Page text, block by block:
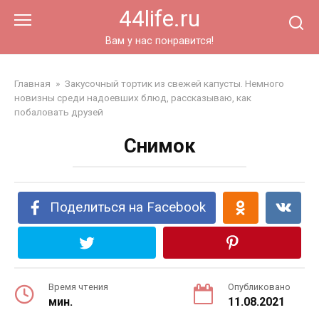
44life.ru
Вам у нас понравится!
Главная » Закусочный тортик из свежей капусты. Немного
новизны среди надоевших блюд, рассказываю, как
побаловать друзей
Снимок
Поделиться на Facebook
Время чтения
мин.
Опубликовано
11.08.2021